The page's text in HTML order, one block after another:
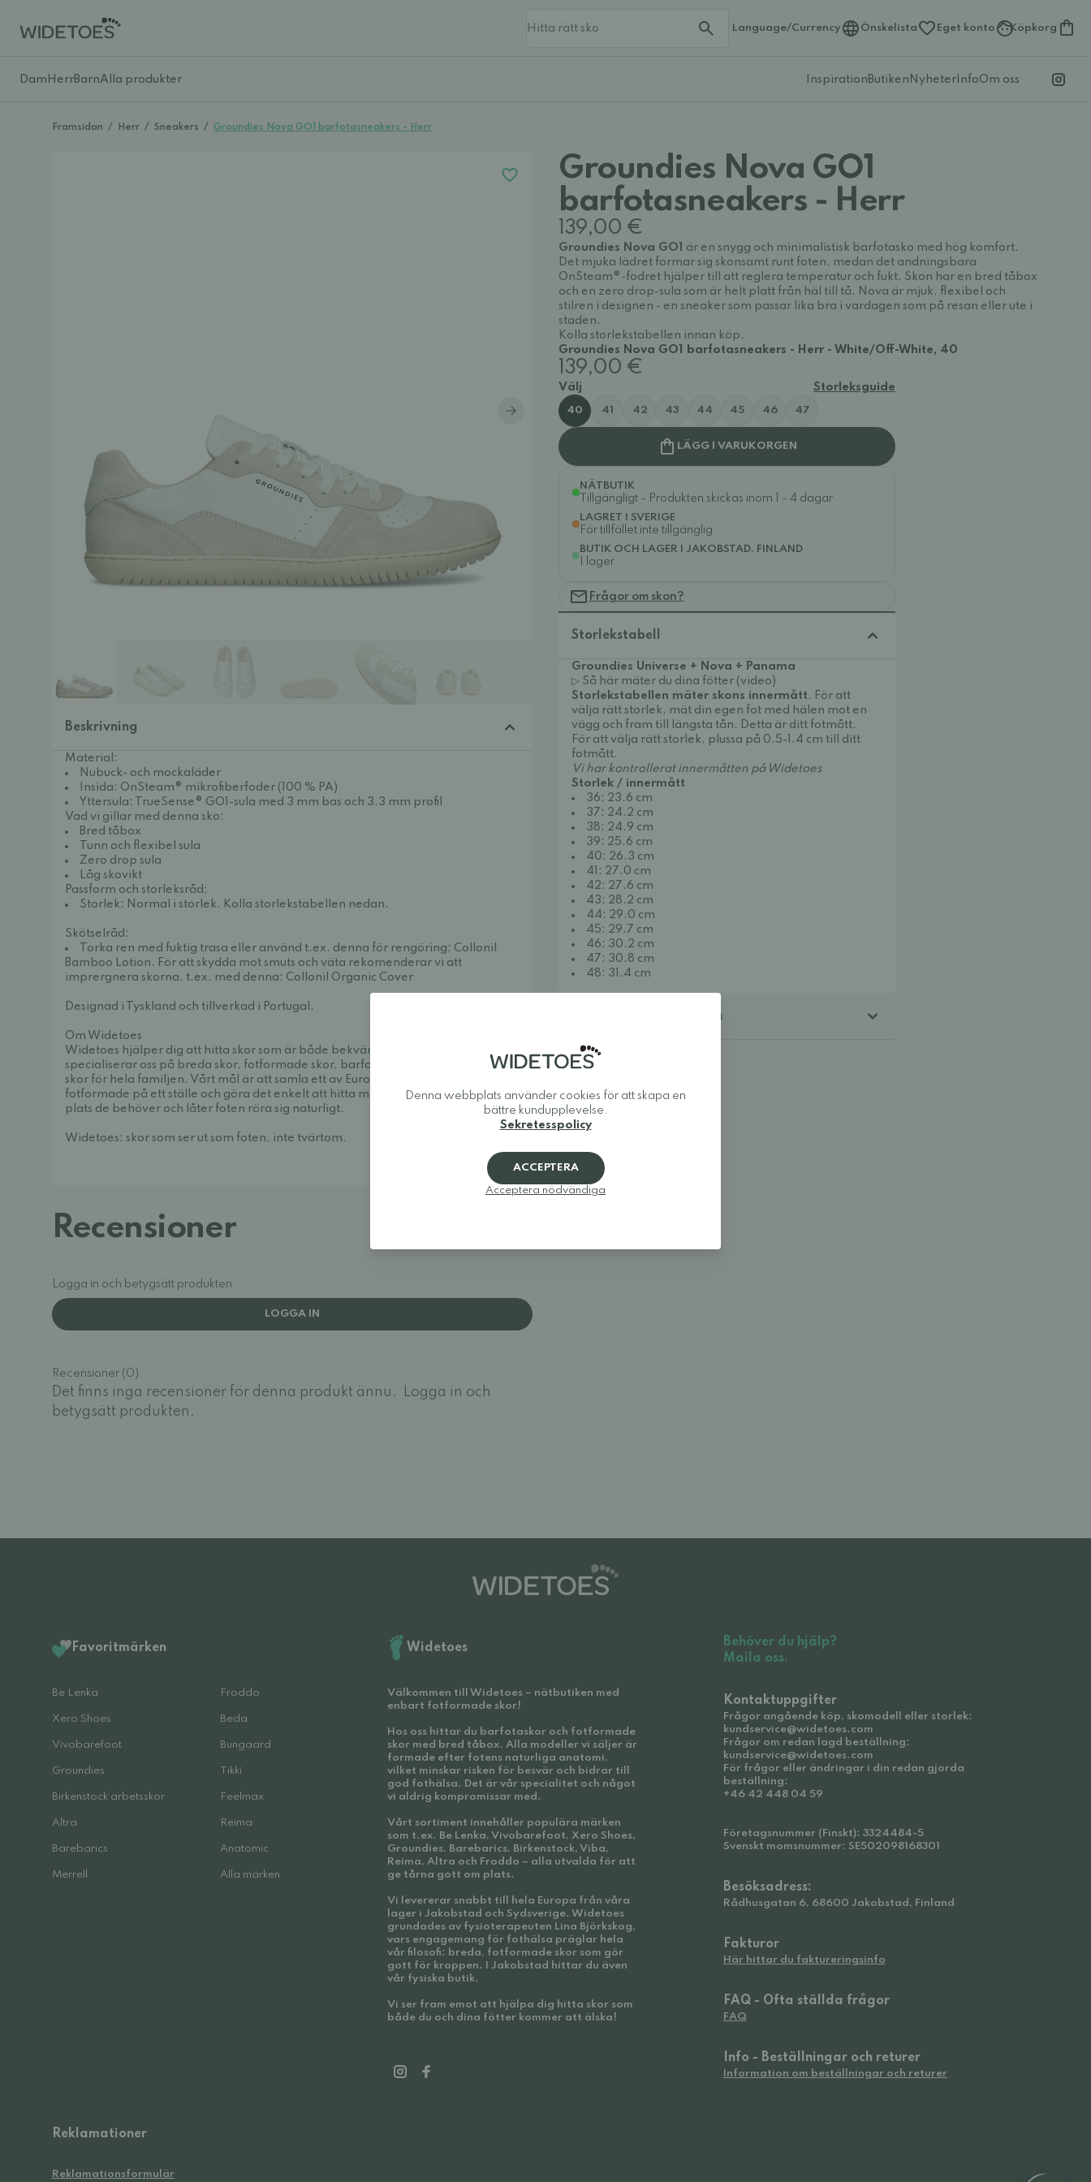
Language/Currency Önskelista Eget konto Köpkorg
Dam HerrBarnAlla produkter Inspiration Butiken Nyheter InfoOm oss
Framsidan / Herr / Sneakers / Groundies Nova GO1 barfotasneakers - Herr
Beskrivning
Material:
Nubuck- och mockaläder
Insida: OnSteam® mikrofiberfoder (100 % PA)
Yttersula: TrueSense® GO1-sula med 3 mm bas och 3,3 mm profil
Vad vi gillar med denna sko:
Bred tåbox
Tunn och flexibel sula
Zero drop sula
Låg skovikt
Passform och storleksråd:
Storlek: Normal i storlek. Kolla storlekstabellen nedan.
Skötselråd:
Torka ren med fuktig trasa eller använd t.ex. denna för rengöring: Collonil
Bamboo Lotion . För att skydda mot smuts och väta rekomenderar vi att
imprergnera skorna, t.ex. med denna: Collonil Organic Cover
Designad i Tyskland och tillverkad i Portugal.
Om Widetoes
Widetoes hjälper dig att hitta skor som är både bekväma och snygga. Vi
specialiserar oss på breda skor, fotformade skor, barfotaskor och minimalistiska
skor för hela familjen. Vårt mål är att samla ett av Europas bästa utbud av
fotformade på ett ställe och göra det enkelt att hitta modeller som ger tårna den
plats de behöver och låter foten röra sig naturligt.
Widetoes: skor som ser ut som foten, inte tvärtom.
Recensioner
Logga in och betygsätt produkten.
LOGGA IN
Recensioner (0)
Det finns inga recensioner för denna produkt ännu.
Logga in och
betygsätt produkten.
Groundies Nova GO1
barfotasneakers - Herr
139,00 €
Groundies Nova GO1
är en snygg och minimalistisk barfotasko med hög komfort.
Det mjuka lädret formar sig skonsamt runt foten, medan det andningsbara
OnSteam®-fodret hjälper till att reglera temperatur och fukt. Skon har en bred tåbox
och en zero drop-sula som är helt platt från häl till tå. Nova är mjuk, flexibel och
stilren i designen - en sneaker som passar lika bra i vardagen som på resan eller ute i
staden.
Kolla storlekstabellen innan köp.
Groundies Nova GO1 barfotasneakers - Herr - White/Off-White, 40
139,00 €
Välj Storleksguide
40 41 42 43 44 45 46 47
LÄGG I VARUKORGEN
NÄTBUTIK
Tillgängligt - Produkten skickas inom 1 - 4 dagar
LAGRET I SVERIGE
För tillfället inte tillgänglig
BUTIK OCH LAGER I JAKOBSTAD, FINLAND
I lager
Frågor om skon?
Storlekstabell
Groundies Universe + Nova + Panama
▷ Så här mäter du dina fötter (video)
Storlekstabellen mäter skons innermått . För att
välja rätt storlek, mät din egen fot med hälen mot en
vägg och fram till längsta tån. Detta är ditt fotmått.
För att välja rätt storlek, plussa på 0.5-1.4 cm till ditt
fotmått.
Vi har kontrollerat innermåtten på Widetoes
Storlek / innermått
36: 23.6 cm
37: 24.2 cm
38: 24.9 cm
39: 25.6 cm
40: 26.3 cm
41: 27.0 cm
42: 27.6 cm
43: 28.2 cm
44: 29.0 cm
45: 29.7 cm
46: 30.2 cm
47: 30.8 cm
48: 31.4 cm
Ytterligare information
Favoritmärken
Be Lenka Froddo
Xero Shoes Beda
Vivobarefoot Bungaard
Groundies Tikki
Birkenstock arbetsskor Feelmax
Altra Reima
Barebarics Anatomic
Merrell Alla märken
Widetoes
Välkommen till Widetoes – nätbutiken med
enbart fotformade skor!
Hos oss hittar du barfotaskor och fotformade
skor med bred tåbox. Alla modeller vi säljer är
formade efter fotens naturliga anatomi,
vilket minskar risken för besvär och bidrar till
god fothälsa. Det är vår specialitet och något
vi aldrig kompromissar med.
Vårt sortiment innehåller populära märken
som t.ex. Be Lenka, Vivobarefoot, Xero Shoes,
Groundies, Barebarics, Birkenstock, Viba,
Reima, Altra och Froddo – alla utvalda för att
ge tårna gott om plats.
Vi levererar snabbt till hela Europa från våra
lager i Jakobstad och Sydsverige. Widetoes
grundades av fysioterapeuten Lina Björkskog,
vars engagemang för fothälsa präglar hela
vår filosofi: breda, fotformade skor som gör
gott för kroppen. I Jakobstad hittar du även
vår fysiska butik.
Vi ser fram emot att hjälpa dig hitta skor som
både du och dina fötter kommer att älska!
Behöver du hjälp?
Maila oss.
Kontaktuppgifter
Frågor angående köp, skomodell eller storlek:
kundservice@widetoes.com
Frågor om redan lagd beställning:
kundservice@widetoes.com
För frågor eller ändringar i din redan gjorda
beställning:
+46 42 448 04 59
Företagsnummer (Finskt): 3324484-5
Svenskt momsnummer: SE502098168301
Besöksadress:
Rådhusgatan 6, 68600 Jakobstad, Finland
Fakturor
Här hittar du faktureringsinfo
FAQ - Ofta ställda frågor
FAQ
Info - Beställningar och returer
Information om beställningar och returer
Reklamationer
Reklamationsformulär
Denna webbplats använder cookies för att skapa en
bättre kundupplevelse.
Sekretesspolicy
ACCEPTERA
Acceptera nödvändiga